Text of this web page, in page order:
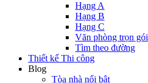
Hạng A
Hạng B
Hạng C
Văn phòng trọn gói
Tìm theo đường
Thiết kế Thi công
Blog
Tòa nhà nổi bật